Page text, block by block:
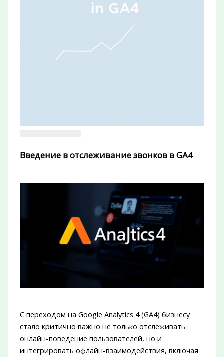
Введение в отслеживание звонков в GA4
С переходом на Google Analytics 4 (GA4) бизнесу
стало критично важно не только отслеживать
онлайн-поведение пользователей, но и
интегрировать офлайн-взаимодействия, включая